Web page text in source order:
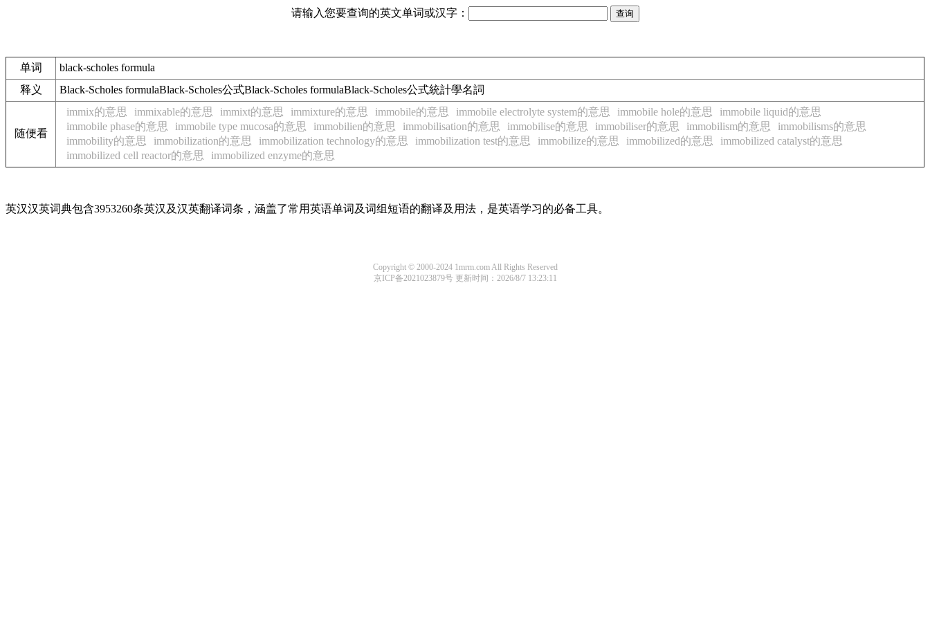
请输入您要查询的英文单词或汉字：
单词
black-scholes formula
释义
Black-Scholes formulaBlack-Scholes公式Black-Scholes formulaBlack-Scholes公式統計學名詞
随便看
immix的意思 immixable的意思 immixt的意思 immixture的意思 immobile的意思 immobile electrolyte system的意思 immobile hole的意思
immobile liquid的意思
immobile phase的意思
immobile type mucosa的意思 immobilien的意思 immobilisation的意思 immobilise的意思 immobiliser的意思 immobilism的意思
immobilisms的意思
immobility的意思
immobilization的意思 immobilization technology的意思 immobilization test的意思 immobilize的意思 immobilized的意思
immobilized catalyst的意思
immobilized cell reactor的意思
immobilized enzyme的意思
英汉汉英词典包含3953260条英汉及汉英翻译词条，涵盖了常用英语单词及词组短语的翻译及用法，是英语学习的必备工具。
Copyright © 2000-2024 1mrm.com All Rights Reserved
京ICP备2021023879号 更新时间：2026/8/7 13:23:11